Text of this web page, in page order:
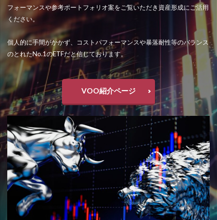
フォーマンスや参考ポートフォリオ案をご覧いただき資産形成にご活用
ください。
個人的に手間がかかず、コストパフォーマンスや暴落耐性等のバランス
のとれたNo.1のETFだと信じております。
VOO紹介ページ